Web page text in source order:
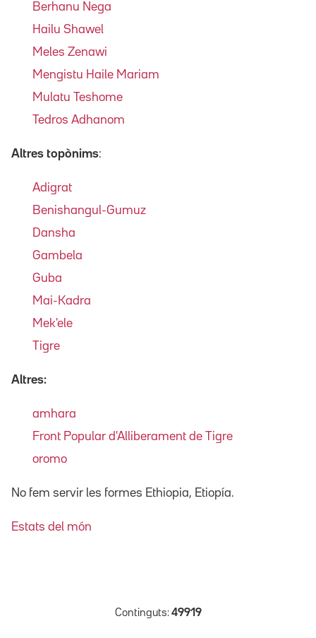
Berhanu Nega
Hailu Shawel
Meles Zenawi
Mengistu Haile Mariam
Mulatu Teshome
Tedros Adhanom
Altres topònims:
Adigrat
Benishangul-Gumuz
Dansha
Gambela
Guba
Mai-Kadra
Mek'ele
Tigre
Altres:
amhara
Front Popular d'Alliberament de Tigre
oromo
No fem servir les formes Ethiopia, Etiopía.
Estats del món
Continguts: 49919